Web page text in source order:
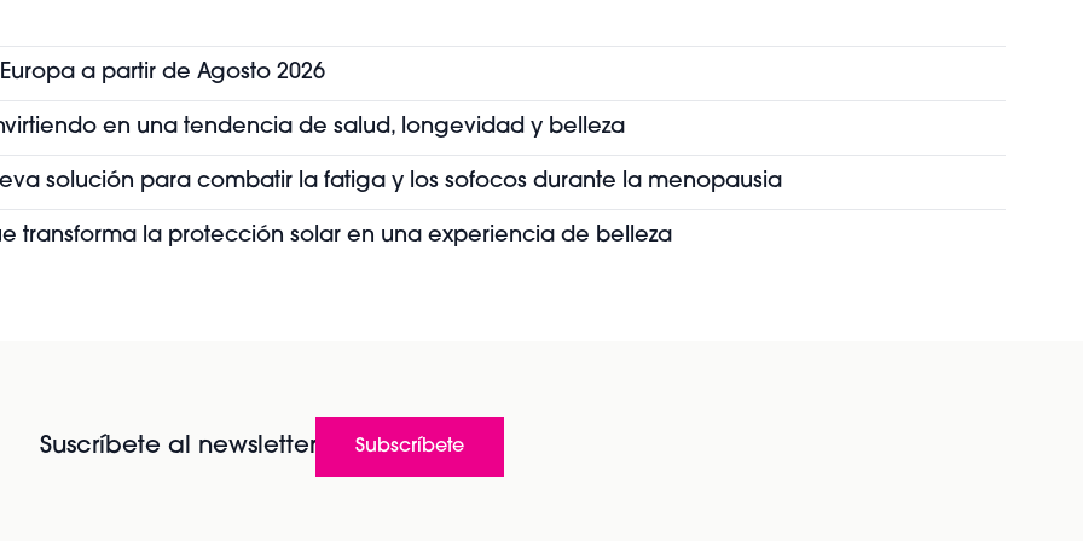
a partir de Agosto 2026
en una tendencia de salud, longevidad y belleza
solución para combatir la fatiga y los sofocos durante la menopausia
transforma la protección solar en una experiencia de belleza
Suscríbete al newsletter Subscríbete